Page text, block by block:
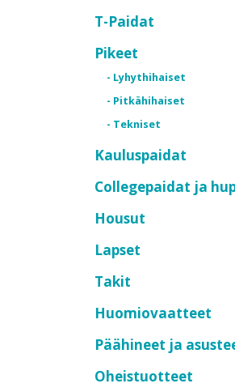
T-Paidat
Pikeet
- Lyhythihaiset
- Pitkähihaiset
- Tekniset
Kauluspaidat
Collegepaidat ja
Housut
Lapset
Takit
Huomiovaatteet
Päähineet ja
Oheistuotteet